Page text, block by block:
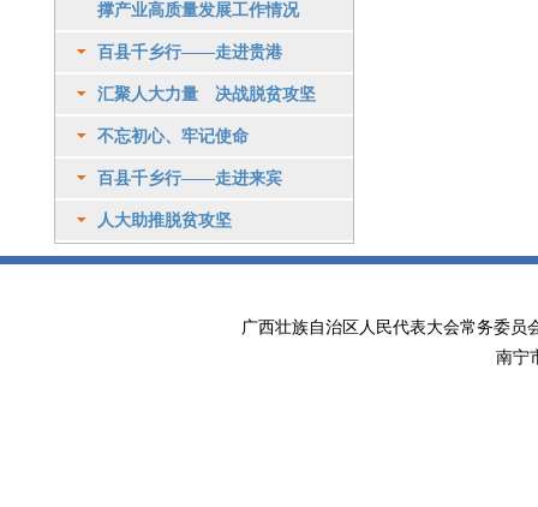
撑产业高质量发展工作情况
百县千乡行——走进贵港
汇聚人大力量 决战脱贫攻坚
不忘初心、牢记使命
百县千乡行——走进来宾
人大助推脱贫攻坚
广西壮族自治区人民代表大会常务委
南宁